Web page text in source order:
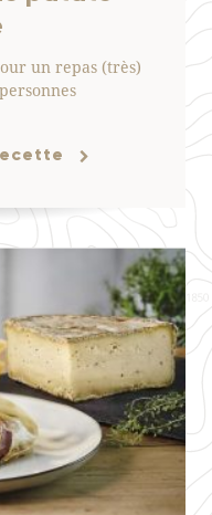
un repas (très)